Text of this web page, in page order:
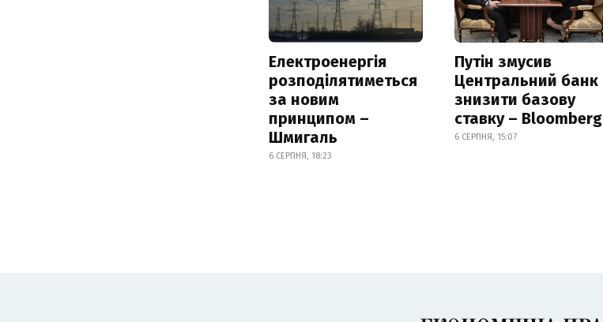
Електроенергія
розподілятиметься
за новим
принципом –
Шмигаль
6 СЕРПНЯ, 18:23
Путін змусив
Центральний банк
знизити базову
ставку – Bloomberg
6 СЕРПНЯ, 15:07